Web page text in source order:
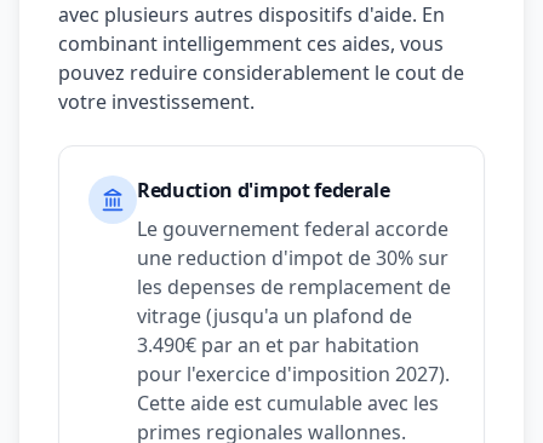
avec plusieurs autres dispositifs d'aide. En
combinant intelligemment ces aides, vous
pouvez reduire considerablement le cout de
votre investissement.
Reduction d'impot federale
Le gouvernement federal accorde
une reduction d'impot de 30% sur
les depenses de remplacement de
vitrage (jusqu'a un plafond de
3.490€ par an et par habitation
pour l'exercice d'imposition 2027).
Cette aide est cumulable avec les
primes regionales wallonnes.